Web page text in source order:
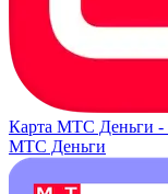
Карта МТС Деньги -
МТС Деньги